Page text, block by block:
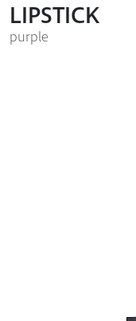
LIPSTICK
purple